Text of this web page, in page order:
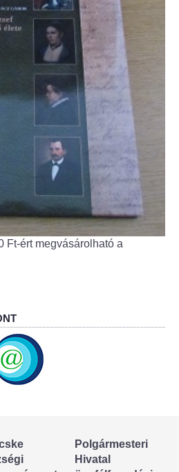
Közösségi és Szolgáltató Tér
Ft-ért megvásárolható a
Polgármesteri
Hivatal